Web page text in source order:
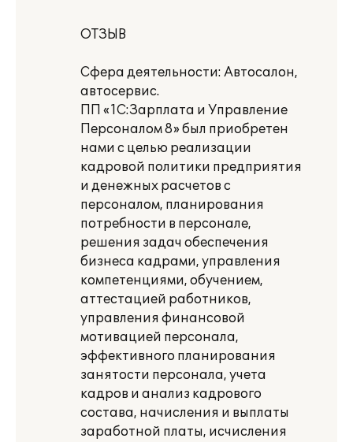
ОТЗЫВ
Сфера деятельности: Автосалон,
автосервис.
ПП «1С:Зарплата и Управление
Персоналом 8» был приобретен
нами с целью реализации
кадровой политики предприятия
и денежных расчетов с
персоналом, планирования
потребности в персонале,
решения задач обеспечения
бизнеса кадрами, управления
компетенциями, обучением,
аттестацией работников,
управления финансовой
мотивацией персонала,
эффективного планирования
занятости персонала, учета
кадров и анализ кадрового
состава, начисления и выплаты
заработной платы, исчисления